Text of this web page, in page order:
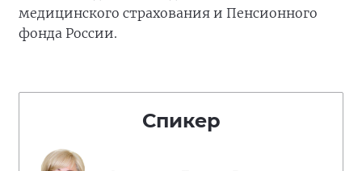
медицинского страхования и Пенсионного
фонда России.
Спикер